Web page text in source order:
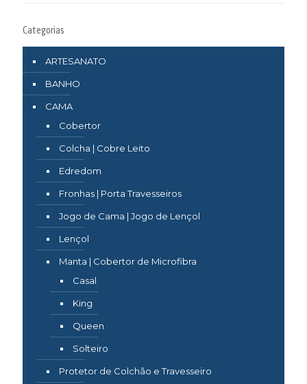
Categorias
ARTESANATO
BANHO
CAMA
Cobertor
Colcha | Cobre Leito
Edredom
Fronhas | Porta Travesseiros
Jogo de Cama | Jogo de Lençol
Lençol
Manta | Cobertor de Microfibra
Casal
King
Queen
Solteiro
Protetor de Colchão e Travesseiro